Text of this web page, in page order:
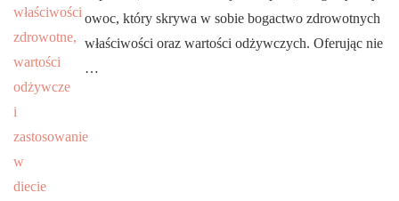
owoc, który skrywa w sobie bogactwo zdrowotnych
właściwości oraz wartości odżywczych. Oferując nie
…